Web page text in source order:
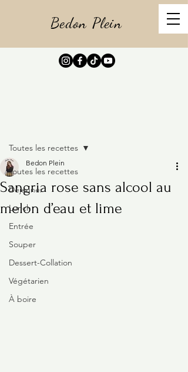
Bedon Plein
Toutes les recettes
Déjeuner
Lunch
Entrée
Souper
Dessert-Collation
Végétarien
À boire
Toutes les recettes
Sangria rose sans alcool au
melon d’eau et lime
Bedon Plein